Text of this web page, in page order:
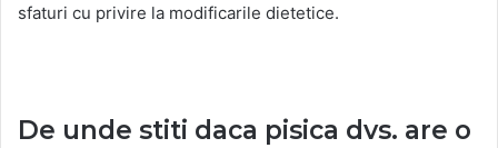
sfaturi cu privire la modificarile dietetice.
De unde stiti daca pisica dvs. are o